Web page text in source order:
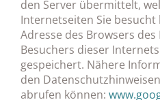
den Server übermittelt,
Internetseiten Sie besucht
Adresse des Browsers des
Besuchers dieser
gespeichert. Nähere
den
abrufen können: